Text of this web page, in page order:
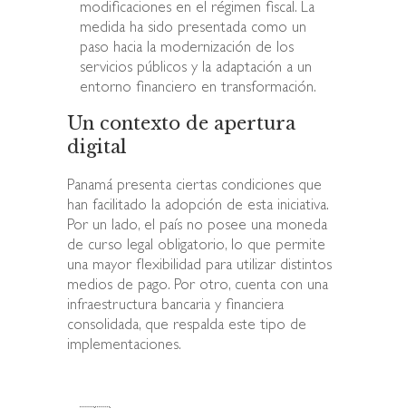
modificaciones en el régimen fiscal. La
medida ha sido presentada como un
paso hacia la modernización de los
servicios públicos y la adaptación a un
entorno financiero en transformación.
Un contexto de apertura
digital
Panamá presenta ciertas condiciones que
han facilitado la adopción de esta iniciativa.
Por un lado, el país no posee una moneda
de curso legal obligatorio, lo que permite
una mayor flexibilidad para utilizar distintos
medios de pago. Por otro, cuenta con una
infraestructura bancaria y financiera
consolidada, que respalda este tipo de
implementaciones.